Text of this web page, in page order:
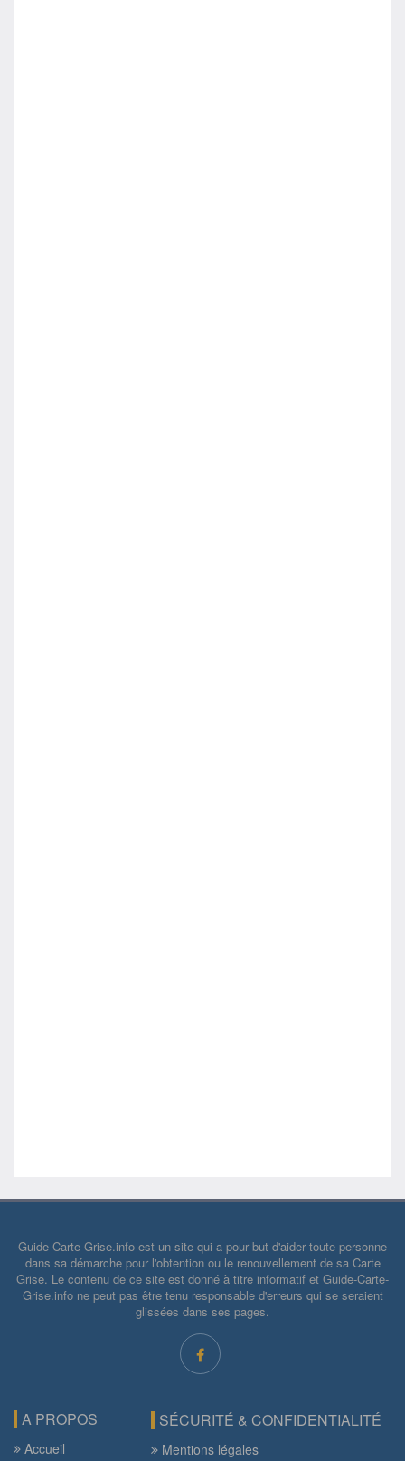
Guide-Carte-Grise.info est un site qui a pour but d'aider toute personne
dans sa démarche pour l'obtention ou le renouvellement de sa Carte
Grise. Le contenu de ce site est donné à titre informatif et Guide-Carte-
Grise.info ne peut pas être tenu responsable d'erreurs qui se seraient
glissées dans ses pages.
A PROPOS
Accueil
SÉCURITÉ & CONFIDENTIALITÉ
Mentions légales